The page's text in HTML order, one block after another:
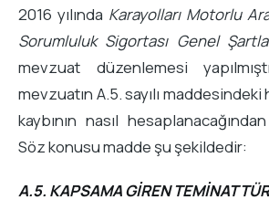
2016 yılında Karayolları Motorlu
Sorumluluk Sigortası Genel
mevzuat düzenlemesi
mevzuatın A.5. sayılı
kaybının nasıl
Söz konusu madde şu şekildedir:
A.5. KAPSAMA GİREN TEMİNAT